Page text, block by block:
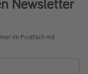
im Postfach mit